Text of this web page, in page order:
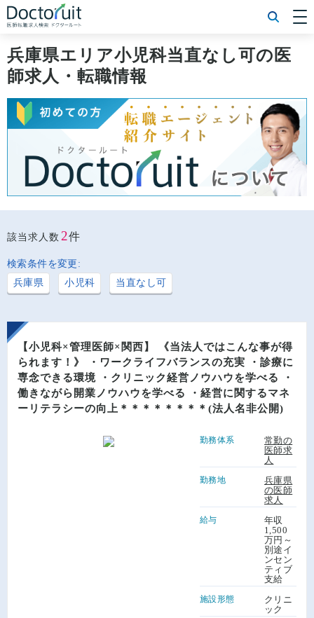
[常勤] 科目から探す
[常勤] 特徴から探す
[非常勤] エリアから探す
[非常勤] 科目から探す
Doctoruit医師転職特集
Doctoruitについて
運営者情報
プライバシーポリシー
兵庫県エリア小児科当直なし可の医
師求人・転職情報
該当求人数 2件
検索条件を変更:
兵庫県
小児科 当直なし可
【小児科×管理医師×関西】 《当法人ではこんな事が得
られます！》 ・ワークライフバランスの充実 ・診療に
専念できる環境 ・クリニック経営ノウハウを学べる ・
働きながら開業ノウハウを学べる ・経営に関するマネ
ーリテラシーの向上＊＊＊＊＊＊＊＊(法人名非公開)
勤務体系
常勤の
医師求
人
勤務地
兵庫県
の医師
求人
給与
年収
1,500
万円～
別途イ
ンセン
ティブ
支給
施設形態
クリニ
ック